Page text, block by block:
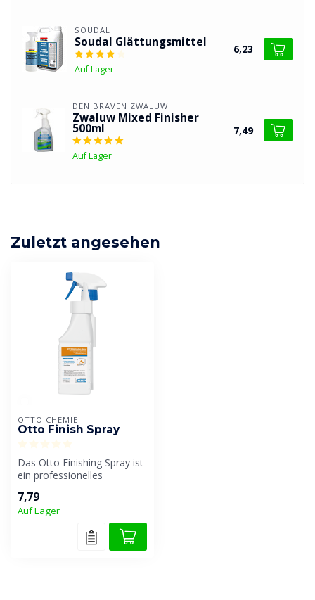
SOUDAL
Soudal Glättungsmittel
Auf Lager
6,23
DEN BRAVEN ZWALUW
Zwaluw Mixed Finisher
500ml
Auf Lager
7,49
Zuletzt angesehen
OTTO CHEMIE
Otto Finish Spray
Das Otto Finishing Spray ist
ein professionelles
Glättungsspray, ...
7,79
Auf Lager